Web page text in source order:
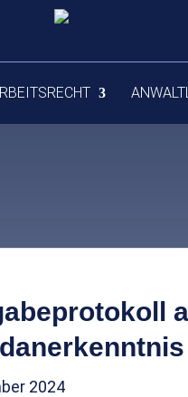
2024